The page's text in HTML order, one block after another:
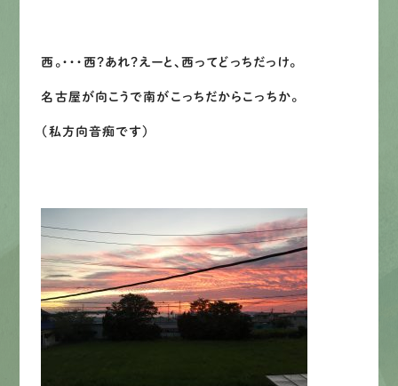
西。・・・西？あれ？えーと、西ってどっちだっけ。
名古屋が向こうで南がこっちだからこっちか。
（私方向音痴です）